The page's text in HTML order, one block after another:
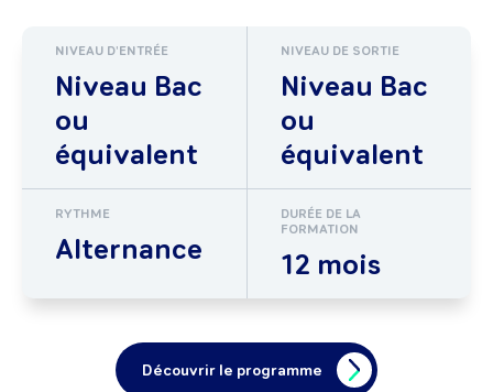
NIVEAU D'ENTRÉE
Niveau Bac
ou
équivalent
NIVEAU DE SORTIE
Niveau Bac
ou
équivalent
RYTHME
Alternance
DURÉE DE LA
FORMATION
12 mois
Découvrir le programme